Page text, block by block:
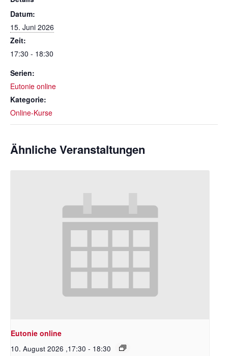
Datum:
15. Juni 2026
Zeit:
17:30 - 18:30
Serien:
Eutonie online
Kategorie:
Online-Kurse
Ähnliche Veranstaltungen
Eutonie online
10. August 2026 ,17:30 - 18:30